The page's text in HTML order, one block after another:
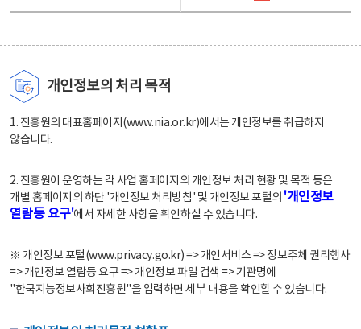
개인정보의 처리 목적
1. 진흥원의 대표홈페이지(www.nia.or.kr)에서는 개인정보를 취급하지
않습니다.
2. 진흥원이 운영하는 각 사업 홈페이지의 개인정보 처리 현황 및 목적 등은
개별 홈페이지의 하단 '개인정보 처리방침' 및 개인정보 포털의 '개인정보
열람등 요구'에서 자세한 사항을 확인하실 수 있습니다.
※ 개인정보 포털(www.privacy.go.kr) => 개인서비스 => 정보주체 권리행사
=> 개인정보 열람등 요구 => 개인정보 파일 검색 => 기관명에
"한국지능정보사회진흥원"을 입력하면 세부 내용을 확인할 수 있습니다.